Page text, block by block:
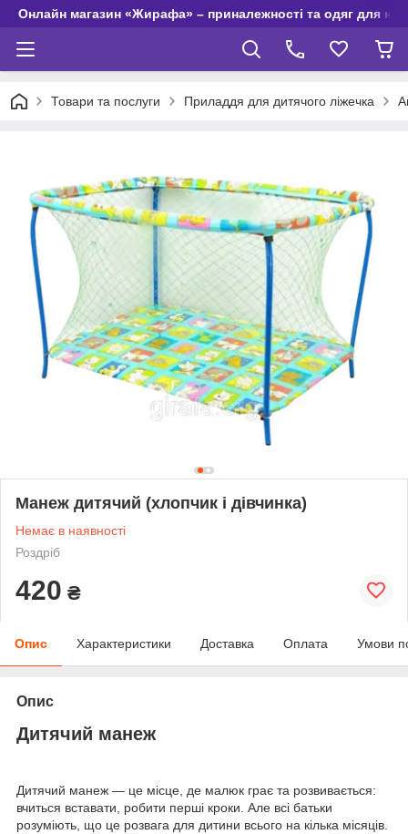
Онлайн магазин «Жирафа» – приналежності та одяг для
Товари та послуги Приладдя для дитячого ліжечка
Манеж дитячий (хлопчик і дівчинка)
Немає в наявності
Роздріб
420 ₴
Опис Характеристики Доставка Оплата Умови
Опис
Дитячий манеж
Дитячий манеж — це місце, де малюк грає та розвивається:
вчиться вставати, робити перші кроки. Але всі батьки
розуміють, що це розвага для дитини всього на кілька місяців.